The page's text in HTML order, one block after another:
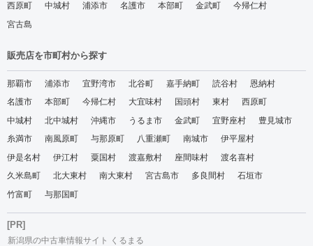
西原町
中城村 浦添市 名護市 本部町 金武町
今帰仁村
宮古島
販売店を市町村から探す
那覇市 浦添市 宜野湾市 北谷町 嘉手納町 読谷村
恩納村
名護市
本部町 今帰仁村 大宜味村 国頭村 東村
西原町
中城村
北中城村 沖縄市 うるま市 金武町 宜野座村
豊見城市
糸満市
南風原町 与那原町 八重瀬町 南城市
伊平屋村
伊是名村
伊江村 粟国村 渡嘉敷村 座間味村
渡名喜村
久米島町
北大東村 南大東村 宮古島市 多良間村
石垣市
竹富町
与那国町
[PR]
新潟県の中古車情報サイト くるまる